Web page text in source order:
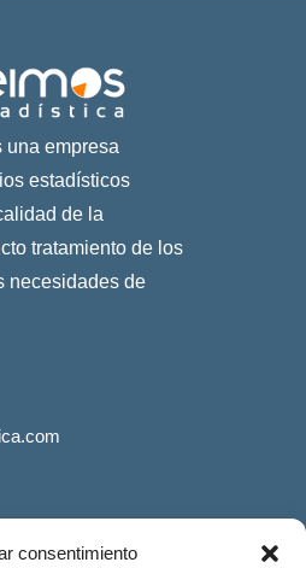
consentimiento
una empresa
estadísticos
de la
tratamiento de los
necesidades de